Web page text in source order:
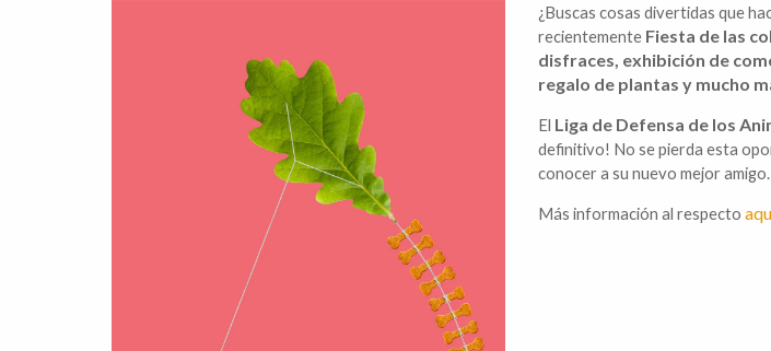
¿Buscas cosas divertidas que
recientemente Fiesta de las
disfraces, exhibición de
regalo de plantas y mucho
El Liga de Defensa de los
definitivo! No se pierda esta
conocer a su nuevo mejor amigo.
Más información al respecto